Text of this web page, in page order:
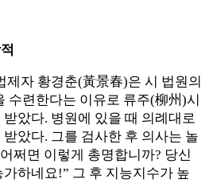
제자 황경춘(黃景春)은 시 법원의
수련한다는 이유로 류주(柳州)시
았다. 병원에 있을 때 의례대로
았다. 그를 검사한 후 의사는 놀
쩌면 이렇게 총명합니까? 당신
하네요!” 그 후 지능지수가 높